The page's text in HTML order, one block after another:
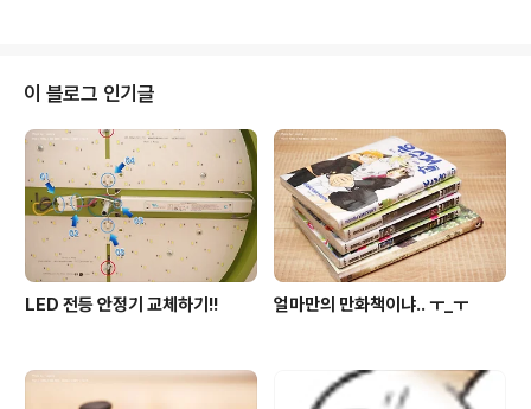
위한 스터드가 준비되어 있습니다. 1x1 라운드 브릭 정품
을 이용하셨다네요. 브릭헤즈에 딱 맞는 4스터드 폭입니
다. 자세히 보시면 바닥에 완전히 박힌게 아니라 아주 살짝
튀어나와 있습니다. 이는 배치할때 꽂았다 빼고 하면, 브릭
헤즈 다리가 쉽게 분해되는 일이 많아 브릭 분해를 쉽게 할
수 있게 도와줍니다. 깔..
이 블로그 인기글
LED 전등 안정기 교체하기!! 얼마만의 만화책이냐.. ㅜ_ㅜ